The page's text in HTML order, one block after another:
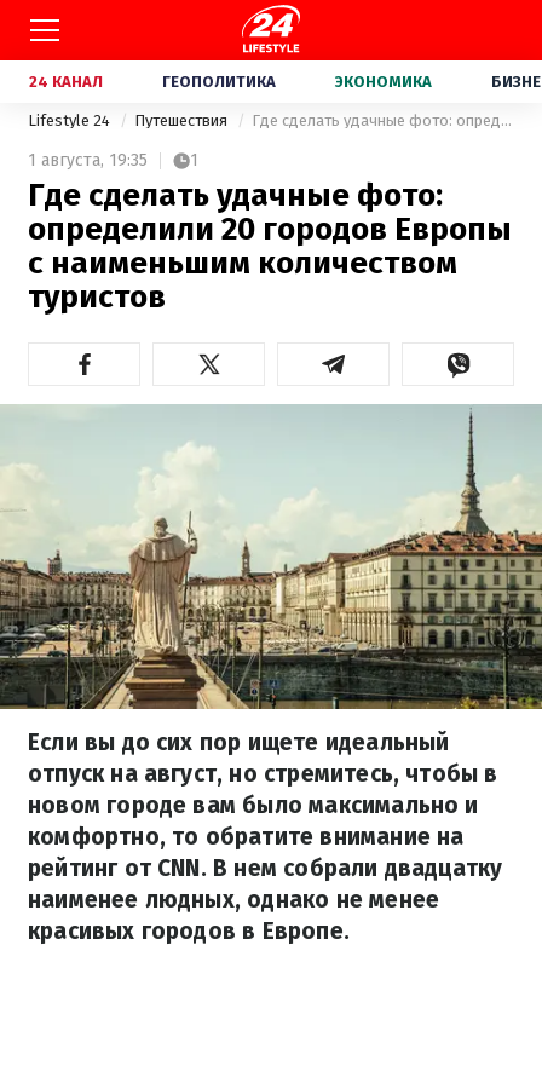
24 КАНАЛ ГЕОПОЛИТИКА ЭКОНОМИКА
Lifestyle 24 Путешествия Где сделать удачные фото: определили 20 городов Европы с наименьшим количеством туристов
1 августа, 19:35 1
Где сделать удачные фото:
определили 20 городов Европы
с наименьшим количеством
туристов
Если вы до сих пор ищете идеальный
отпуск на август, но стремитесь, чтобы в
новом городе вам было максимально и
комфортно, то обратите внимание на
рейтинг от CNN. В нем собрали двадцатку
наименее людных, однако не менее
красивых городов в Европе.